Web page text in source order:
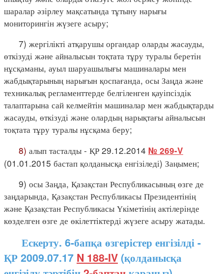
шаралар әзірлеу мақсатында тұтыну нарығы
мониторингін жүзеге асыру;
7) жергілікті атқарушы органдар оларды жасауды,
өткізуді және айналысын тоқтата тұру туралы беретін
нұсқаманы, ауыл шаруашылығы машиналары мен
жабдықтарының нарығын қоспағанда, осы Заңда және
техникалық регламенттерде белгіленген қауіпсіздік
талаптарына сай келмейтін машиналар мен жабдықтарды
жасауды, өткізуді және олардың нарықтағы айналысын
тоқтата тұру туралы нұсқама беру;
8) алып тасталды - ҚР 29.12.2014 № 269-V
(01.01.2015 бастап қолданысқа енгізіледі) Заңымен;
9) осы Заңда, Қазақстан Республикасының өзге де
заңдарында, Қазақстан Республикасы Президентінің
және Қазақстан Республикасы Үкіметінің актілерінде
көзделген өзге де өкілеттіктерді жүзеге асыру жатады.
Ескерту. 6-бапқа өзгерістер енгізілді -
ҚР 2009.07.17 N 188-IV (қолданысқа